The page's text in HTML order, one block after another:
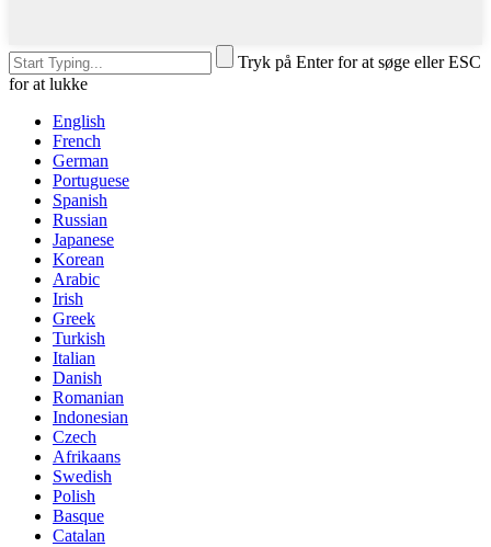
Tryk på Enter for at søge eller ESC
for at lukke
English
French
German
Portuguese
Spanish
Russian
Japanese
Korean
Arabic
Irish
Greek
Turkish
Italian
Danish
Romanian
Indonesian
Czech
Afrikaans
Swedish
Polish
Basque
Catalan